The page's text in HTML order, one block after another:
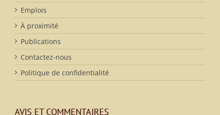
Emplois
À proximité
Publications
Contactez-nous
Politique de confidentialité
AVIS ET COMMENTAIRES